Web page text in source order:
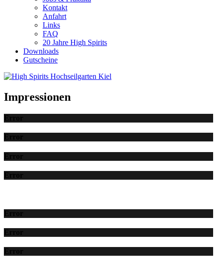
Kontakt
Anfahrt
Links
FAQ
20 Jahre High Spirits
Downloads
Gutscheine
Impressionen
Error
Error
Error
Error
Error
Error
Error